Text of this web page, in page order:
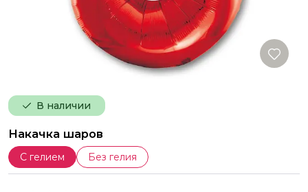
В наличии
Накачка шаров
С гелием Без гелия